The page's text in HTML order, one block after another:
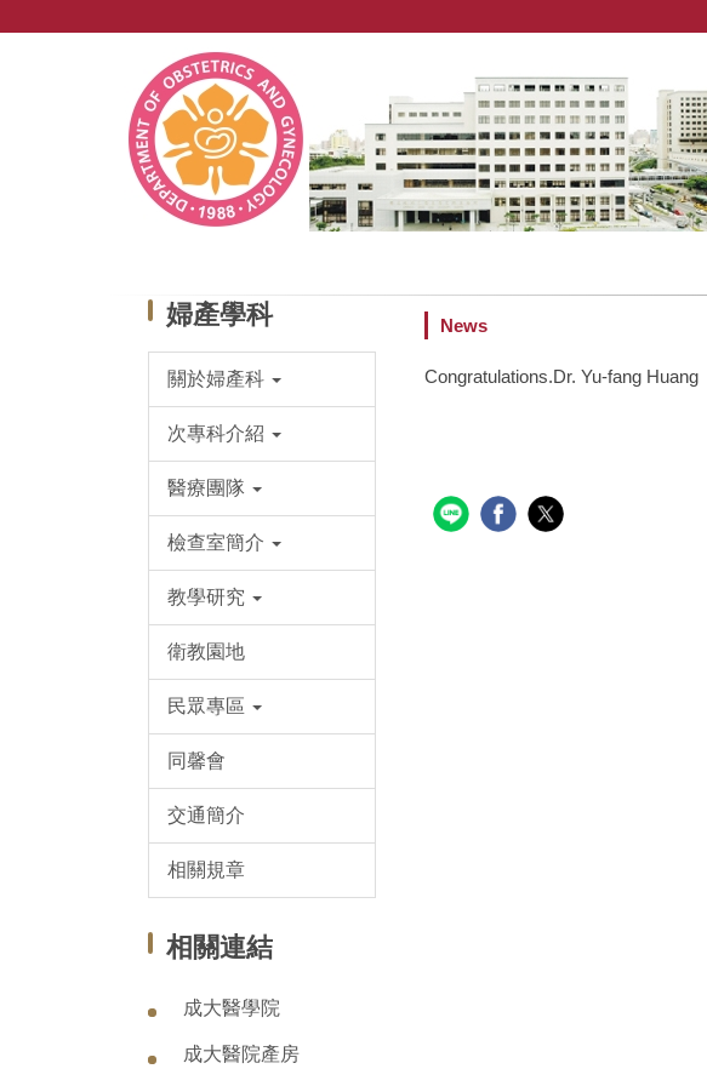
婦產學科
關於婦產科
次專科介紹
醫療團隊
檢查室簡介
教學研究
衛教園地
民眾專區
同馨會
交通簡介
相關規章
相關連結
成大醫學院
成大醫院產房
News
Congratulations.Dr. Yu-fang